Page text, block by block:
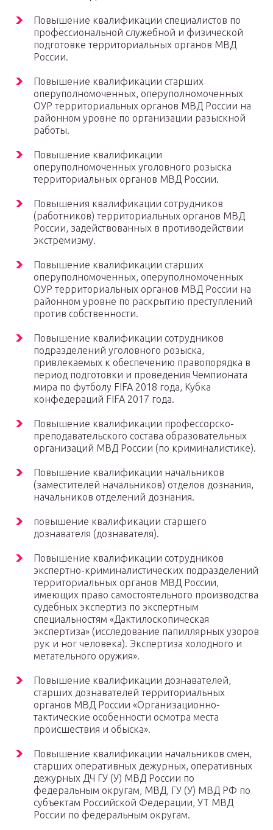
Повышение квалификации специалистов по
профессиональной служебной и физической
подготовке территориальных органов МВД
России.
Повышение квалификации старших
оперуполномоченных, оперуполномоченных
ОУР территориальных органов МВД России на
районном уровне по организации разыскной
работы.
Повышение квалификации
оперуполномоченных уголовного розыска
территориальных органов МВД России.
Повышения квалификации сотрудников
(работников) территориальных органов МВД
России, задействованных в противодействии
экстремизму.
Повышение квалификации старших
оперуполномоченных, оперуполномоченных
ОУР территориальных органов МВД России на
районном уровне по раскрытию преступлений
против собственности.
Повышение квалификации сотрудников
подразделений уголовного розыска,
привлекаемых к обеспечению правопорядка в
период подготовки и проведения Чемпионата
мира по футболу FIFA 2018 года, Кубка
конфедераций FIFA 2017 года.
Повышение квалификации профессорско-
преподавательского состава образовательных
организаций МВД России (по криминалистике).
Повышение квалификации начальников
(заместителей начальников) отделов дознания,
начальников отделений дознания.
повышение квалификации старшего
дознавателя (дознавателя).
Повышение квалификации сотрудников
экспертно-криминалистических подразделений
территориальных органов МВД России,
имеющих право самостоятельного производства
судебных экспертиз по экспертным
специальностям «Дактилоскопическая
экспертиза» (исследование папиллярных узоров
рук и ног человека). Экспертиза холодного и
метательного оружия».
Повышение квалификации дознавателей,
старших дознавателей территориальных
органов МВД России «Организационно-
тактические особенности осмотра места
происшествия и обыска».
Повышение квалификации начальников смен,
старших оперативных дежурных, оперативных
дежурных ДЧ ГУ (У) МВД России по
федеральным округам, МВД, ГУ (У) МВД РФ по
субъектам Российской Федерации, УТ МВД
России по федеральным округам.